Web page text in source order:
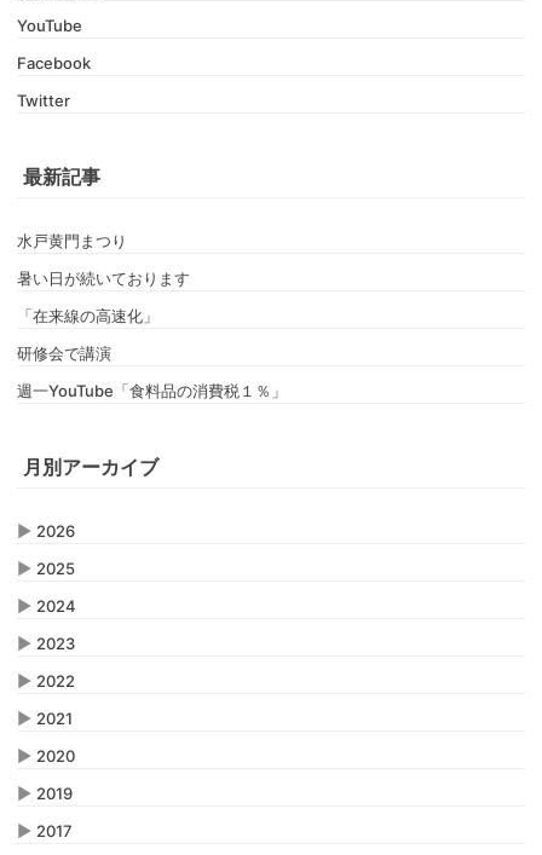
YouTube
Facebook
Twitter
最新記事
水戸黄門まつり
暑い日が続いております
「在来線の高速化」
研修会で講演
週一YouTube「食料品の消費税１％」
月別アーカイブ
▶ 2026
▶ 2025
▶ 2024
▶ 2023
▶ 2022
▶ 2021
▶ 2020
▶ 2019
▶ 2017